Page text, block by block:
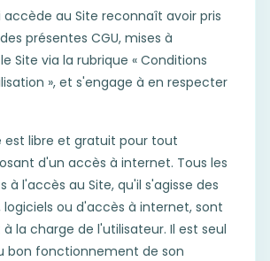
accède au Site reconnaît avoir pris
présentes CGU, mises à
Site via la rubrique « Conditions
», et s'engage à en respecter
est libre et gratuit pour tout
d'un accès à internet. Tous les
l'accès au Site, qu'il s'agisse des
logiciels ou d'accès à internet, sont
la charge de l'utilisateur. Il est seul
bon fonctionnement de son